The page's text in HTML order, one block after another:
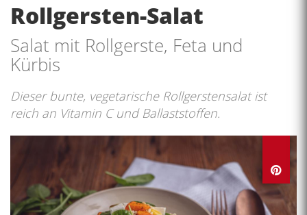
Rollgersten-Salat
Salat mit Rollgerste, Feta und
Kürbis
Dieser bunte, vegetarische Rollgerstensalat ist
reich an Vitamin C und Ballaststoffen.